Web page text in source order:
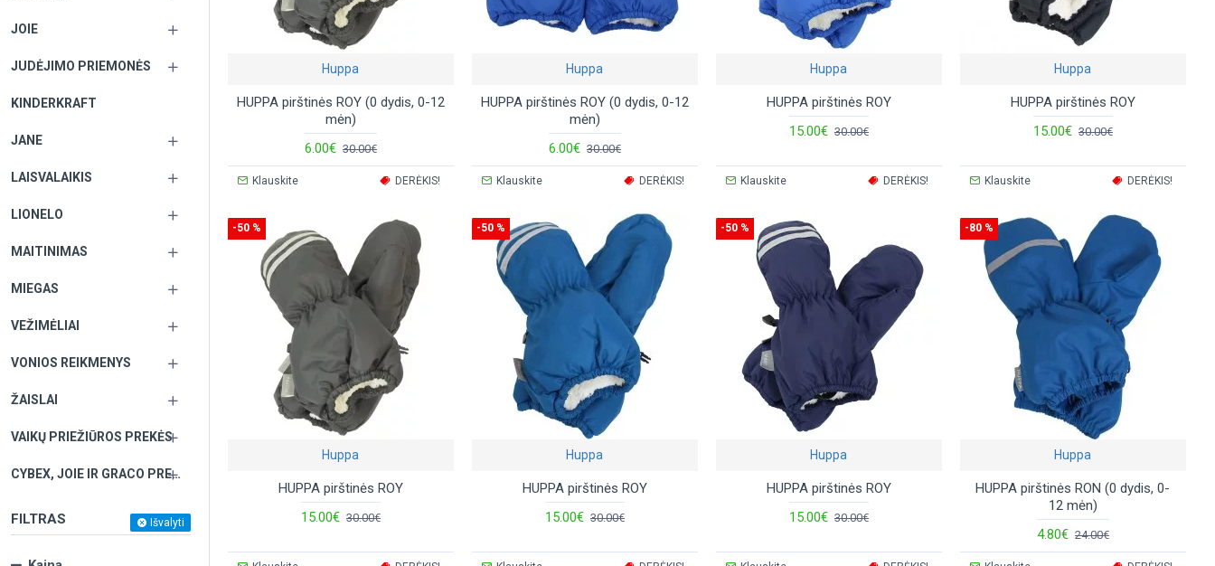
JOIE
JUDĖJIMO PRIEMONĖS
KINDERKRAFT
JANE
LAISVALAIKIS
LIONELO
MAITINIMAS
MIEGAS
VEŽIMĖLIAI
VONIOS REIKMENYS
ŽAISLAI
VAIKŲ PRIEŽIŪROS PREKĖS
CYBEX, JOIE IR GRACO PREKĖS PAGAL UŽSAKYMĄ
FILTRAS Išvalyti
Huppa
HUPPA pirštinės ROY (0 dydis, 0-12
mėn)
6.00€ 30.00€
Klauskite DERĖKIS!
Huppa
HUPPA pirštinės ROY (0 dydis, 0-12
mėn)
6.00€ 30.00€
Klauskite DERĖKIS!
Huppa
HUPPA pirštinės ROY
15.00€ 30.00€
Klauskite DERĖKIS!
Huppa
HUPPA pirštinės ROY
15.00€ 30.00€
Klauskite DERĖKIS!
-50 %
Huppa
HUPPA pirštinės ROY
15.00€ 30.00€
-50 %
Huppa
HUPPA pirštinės ROY
15.00€ 30.00€
-50 %
Huppa
HUPPA pirštinės ROY
15.00€ 30.00€
-80 %
Huppa
HUPPA pirštinės RON (0 dydis, 0-
12 mėn)
4.80€ 24.00€